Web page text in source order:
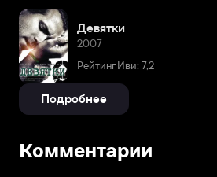
Девятки
2007
Рейтинг Иви: 7,2
Подробнее
Комментарии